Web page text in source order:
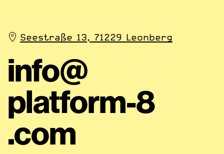
Seestraße 13, 71229 Leonberg
info@
platform-8
.com